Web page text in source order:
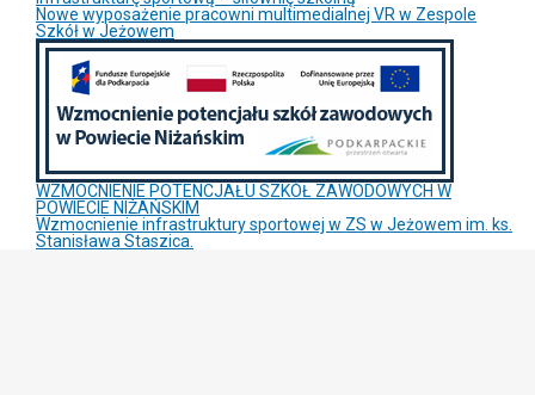
Nowe wyposażenie pracowni multimedialnej VR w Zespole
Szkół w Jeżowem
WZMOCNIENIE POTENCJAŁU SZKÓŁ ZAWODOWYCH W
POWIECIE NIŻAŃSKIM
Wzmocnienie infrastruktury sportowej w ZS w Jeżowem im. ks.
Stanisława Staszica.